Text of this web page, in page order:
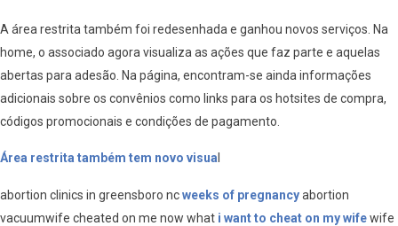
A área restrita também foi redesenhada e ganhou novos serviços. Na
home, o associado agora visualiza as ações que faz parte e aquelas
abertas para adesão. Na página, encontram-se ainda informações
adicionais sobre os convênios como links para os hotsites de compra,
códigos promocionais e condições de pagamento.
Área restrita também tem novo visua
abortion clinics in greensboro ncweeks of pregnancyabortion
vacuumwife cheated on me now what i want to cheat on my wifewife